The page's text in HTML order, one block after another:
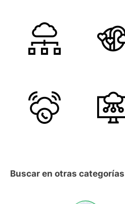
Buscar en otras categorías